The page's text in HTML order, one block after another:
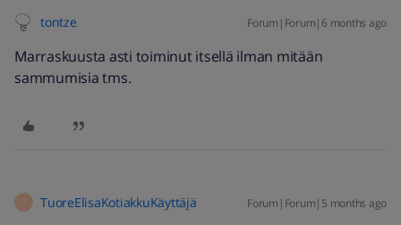
tontze Forum|Forum|6 months ago
Marraskuusta asti toiminut itsellä ilman mitään
sammumisia tms.
T TuoreElisaKotiakkuKäyttäjä Forum|Forum|5 months ago